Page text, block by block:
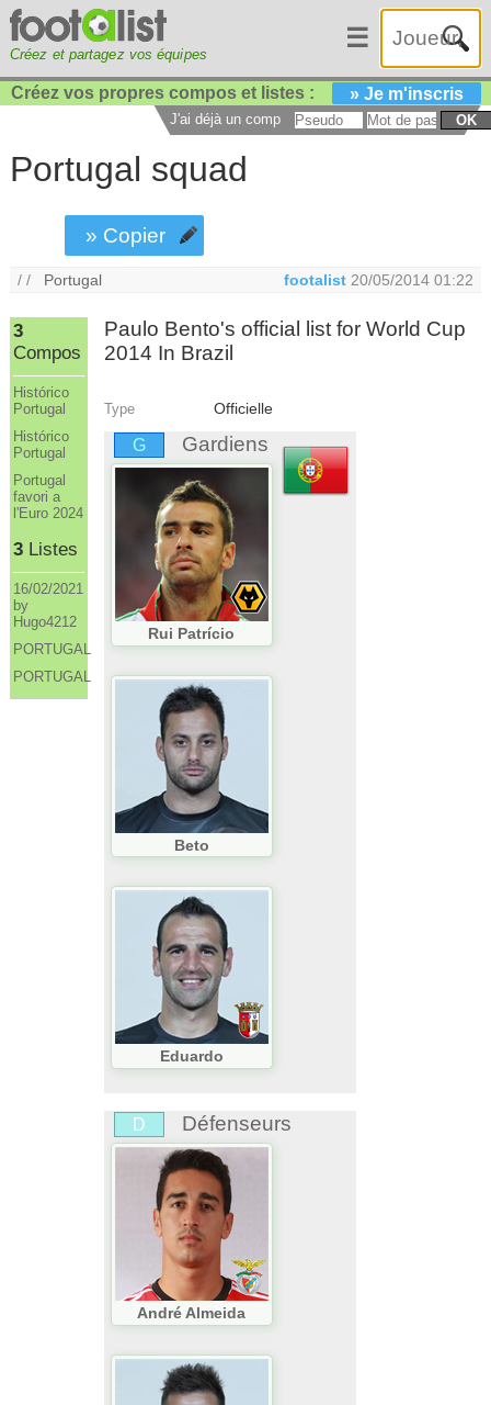
Créez et partagez vos équipes
☰
Créez vos propres compos et listes : » Je m'inscris
J'ai déjà un compte : OK
Portugal squad
» Copier
/ / Portugal footalist 20/05/2014 01:22
3
Compos
Histórico
Portugal
Histórico
Portugal
Portugal
favori a
l'Euro 2024
3Listes
16/02/2021
by
Hugo4212
PORTUGAL
PORTUGAL
Paulo Bento's official list for World Cup
2014 In Brazil
Type Officielle
G Gardiens
Rui Patrício
Beto
Eduardo
D Défenseurs
André Almeida